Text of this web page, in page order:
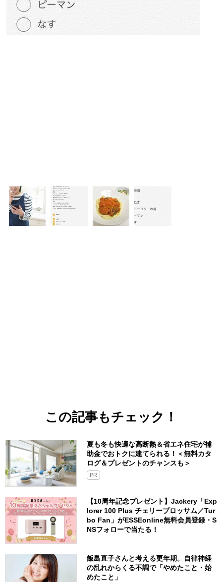
この記事もチェック！
夏も冬も快適な高断熱＆省エネ住宅が補
助金でおトクに建てられる！＜無料カタ
ログ＆プレゼントのチャンスも＞
PR
【10周年記念プレゼント】Jackery「Exp
lorer 100 Plus チェリーブロッサム／Tur
bo Fan」がESSEonline無料会員登録・S
NSフォローで当たる！
飯島直子さんと考える更年期。自律神経
の乱れからくる不調で「やめたこと・始
めたこと」